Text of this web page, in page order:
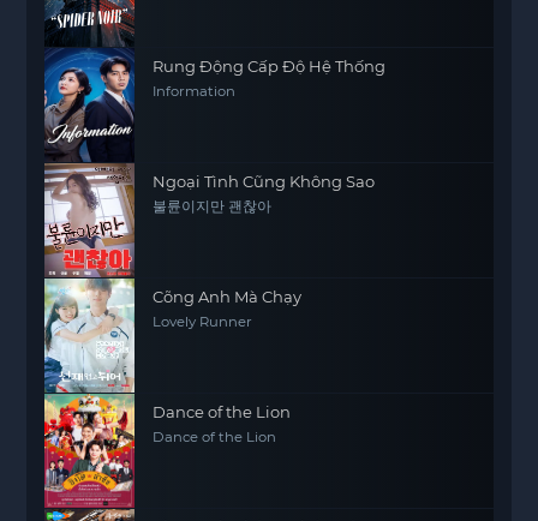
Rung Động Cấp Độ Hệ Thống
Information
Ngoại Tình Cũng Không Sao
불륜이지만 괜찮아
Cõng Anh Mà Chạy
Lovely Runner
Dance of the Lion
Dance of the Lion